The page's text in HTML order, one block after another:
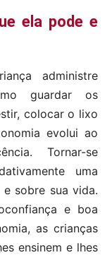
ela pode e
administre
guardar os
colocar o lixo
evolui ao
Tornar-se
uma
sobre sua vida.
e boa
as crianças
ensinem e lhes